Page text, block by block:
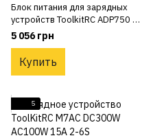
Блок питания для зарядных
устройств ToolkitRC ADP750 W
12V 62.5А с разъемом XT60
5 056 грн
Купить
5